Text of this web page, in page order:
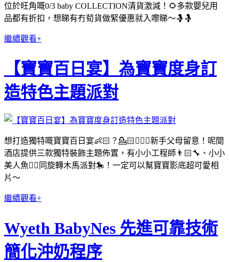
位於旺角嘅0/3 baby COLLECTION清貨激減！ 🌻多款嬰兒用
品都有折扣，想睇有冇荀貨做緊優惠就入嚟睇～🤱🤱
繼續觀看+
【寶寶百日宴】為寶寶度身訂
造特色主題派對
想打造獨特嘅寶寶百日宴👶🏻？💁🏻💁🏻‍♂️新手父母留意！呢間
酒店提供三款獨特裝飾主題佈置，有小小工程師👨🏻‍🔧、小小
美人魚🧜‍♀️同旋轉木馬派對🎠！一定可以幫寶寶影底超可愛相
片～
繼續觀看+
Wyeth BabyNes 先進可靠技術
簡化沖奶程序